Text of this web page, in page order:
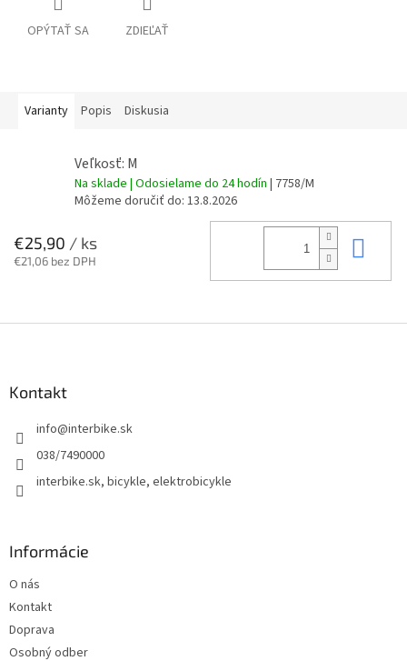
OPÝTAŤ SA ZDIEĽAŤ
Varianty Popis Diskusia
Veľkosť: M
Na sklade | Odosielame do 24 hodín | 7758/M
Môžeme doručiť do: 13.8.2026
€25,90 / ks
€21,06 bez DPH
Kontakt
info@interbike.sk
038/7490000
interbike.sk, bicykle, elektrobicykle
Informácie
O nás
Kontakt
Doprava
Osobný odber